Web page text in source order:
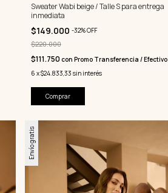
Sweater Wabi beige / Talle S para entrega
inmediata
$149.000 -32%OFF
$220.000
$111.750 con Promo Transferencia / Efectivo
6 x$24.833,33 sin interés
Comprar
Envío gratis